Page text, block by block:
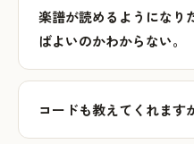
楽譜が読めるようになり
ばよいのかわからない。
コードも教えてくれます